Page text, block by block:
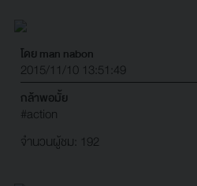
โดย man nabon
2015/11/10 13:51:49
กล้าพอมั้ย
#action
จำนวนผู้ชม: 192